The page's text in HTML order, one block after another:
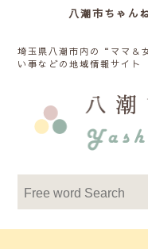
八潮市ちゃん
埼玉県八潮市内の“ママ＆
い事などの地域情報サイト